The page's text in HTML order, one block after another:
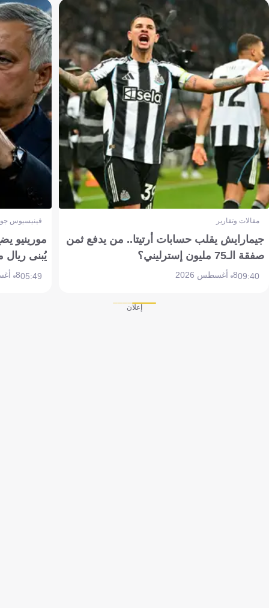
مقالات وتقارير
جيمارايش يقلب حسابات أرتيتا.. من يدفع ثمن
صفقة الـ75 مليون إسترليني؟
09:408 أغسطس 2026
فينيسيوس
مورينيو
يُبنى ريال
05:498 أغسطس 2026
إعلان